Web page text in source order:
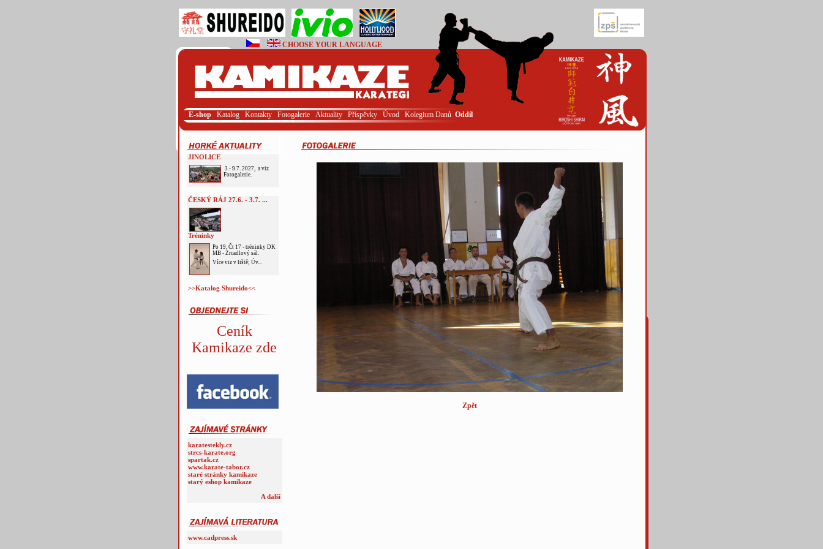
CHOOSE YOUR LANGUAGE Login
E-shop Katalog Kontakty Fotogalerie Aktuality Příspěvky Úvod Kolegium Danů Oddíl
JINOLICE
3.- 9.7. 2027, a viz
Fotogalerie.
ČESKÝ RÁJ 27.6. - 3.7. ...
Tréninky
Po 19, Čt 17 - tréninky DK
MB - Zrcadlový sál.
Více viz v liště; Úv...
>>Katalog Shureido<<
Ceník
Kamikaze zde
karatestekly.cz
strcs-karate.org
spartak.cz
www.karate-tabor.cz
staré stránky kamikaze
starý eshop kamikaze
A další
www.cadpress.sk
Zpět